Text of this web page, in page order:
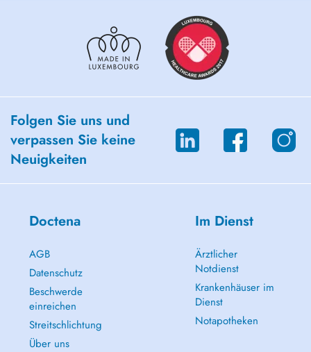
Folgen Sie uns und
verpassen Sie keine
Neuigkeiten
Doctena
AGB
Datenschutz
Beschwerde
einreichen
Streitschlichtung
Über uns
Im Dienst
Ärztlicher
Notdienst
Krankenhäuser im
Dienst
Notapotheken